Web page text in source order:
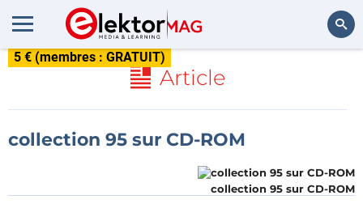
5 € (membres : GRATUIT)
Article
collection 95 sur CD-ROM
collection 95 sur CD-ROM